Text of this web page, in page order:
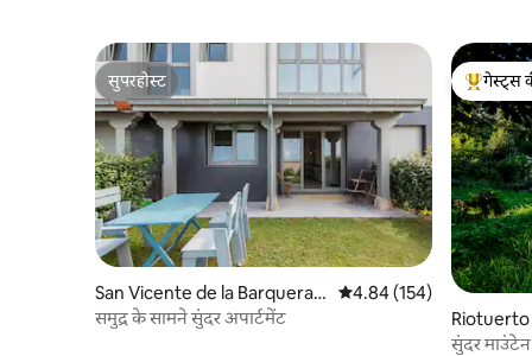
सुपरहोस्ट
सुपरहोस्ट
San Vicente de la Barquera
में कॉन्डो
औसत रेटिंग 5 में से 4.84, 154
4.84 (154)
समुद्र के सामने सुंदर अपार्टमेंट
गेस्ट्स का
गेस्ट्स
Riotuerto
सुंदर